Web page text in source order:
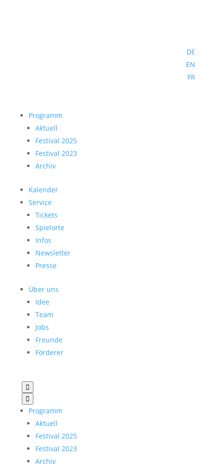
DE
EN
FR
Programm
Aktuell
Festival 2025
Festival 2023
Archiv
Kalender
Service
Tickets
Spielorte
Infos
Newsletter
Presse
Über uns
Idee
Team
Jobs
Freunde
Förderer


Programm
Aktuell
Festival 2025
Festival 2023
Archiv